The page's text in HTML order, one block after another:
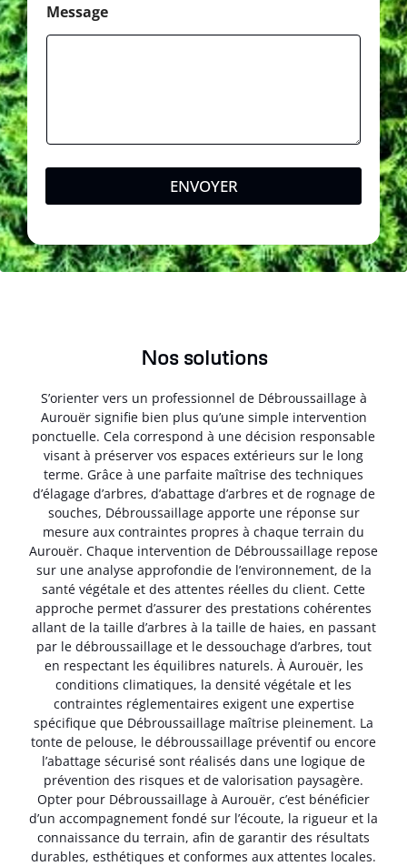
Message
ENVOYER
Nos solutions
S’orienter vers un professionnel de Débroussaillage à
Aurouër signifie bien plus qu’une simple intervention
ponctuelle. Cela correspond à une décision responsable
visant à préserver vos espaces extérieurs sur le long
terme. Grâce à une parfaite maîtrise des techniques
d’élagage d’arbres, d’abattage d’arbres et de rognage de
souches, Débroussaillage apporte une réponse sur
mesure aux contraintes propres à chaque terrain du
Aurouër. Chaque intervention de Débroussaillage repose
sur une analyse approfondie de l’environnement, de la
santé végétale et des attentes réelles du client. Cette
approche permet d’assurer des prestations cohérentes
allant de la taille d’arbres à la taille de haies, en passant
par le débroussaillage et le dessouchage d’arbres, tout
en respectant les équilibres naturels. À Aurouër, les
conditions climatiques, la densité végétale et les
contraintes réglementaires exigent une expertise
spécifique que Débroussaillage maîtrise pleinement. La
tonte de pelouse, le débroussaillage préventif ou encore
l’abattage sécurisé sont réalisés dans une logique de
prévention des risques et de valorisation paysagère.
Opter pour Débroussaillage à Aurouër, c’est bénéficier
d’un accompagnement fondé sur l’écoute, la rigueur et la
connaissance du terrain, afin de garantir des résultats
durables, esthétiques et conformes aux attentes locales.